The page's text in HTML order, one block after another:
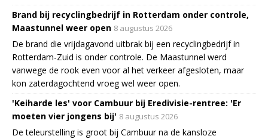
Brand bij recyclingbedrijf in Rotterdam onder controle,
Maastunnel weer open 8 augustus 2026
De brand die vrijdagavond uitbrak bij een recyclingbedrijf in
Rotterdam-Zuid is onder controle. De Maastunnel werd
vanwege de rook even voor al het verkeer afgesloten, maar
kon zaterdagochtend vroeg wel weer open.
'Keiharde les' voor Cambuur bij Eredivisie-rentree: 'Er
moeten vier jongens bij' 8 augustus 2026
De teleurstelling is groot bij Cambuur na de kansloze